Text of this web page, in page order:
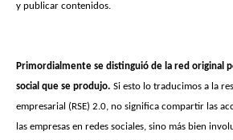
y publicar contenidos.
Primordialmente se distinguió de la red original
social que se produjo. Si esto lo traducimos a la
empresarial (RSE) 2.0, no significa compartir las
las empresas en redes sociales, sino más bien